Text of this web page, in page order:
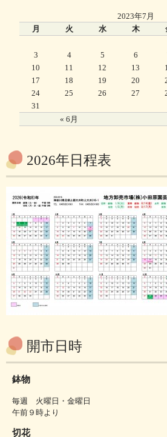
2023年7月
月
火 水 木
« 6月
3
4 5 6
10
11 12 13
17
18 19 20
24
25 26 27
31
2026年日程表
開市日時
鉢物
毎週 火曜日・金曜日
午前９時より
切花